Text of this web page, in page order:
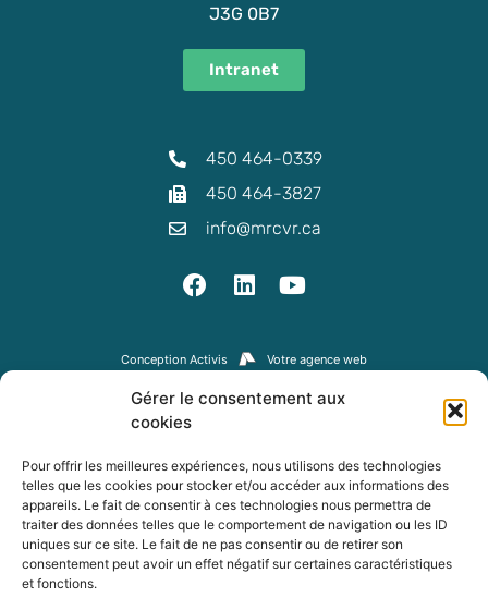
Gérer le consentement aux
cookies
Pour offrir les meilleures expériences, nous utilisons des technologies
telles que les cookies pour stocker et/ou accéder aux informations des
appareils. Le fait de consentir à ces technologies nous permettra de
traiter des données telles que le comportement de navigation ou les ID
uniques sur ce site. Le fait de ne pas consentir ou de retirer son
consentement peut avoir un effet négatif sur certaines caractéristiques
et fonctions.
J3G 0B7
Intranet
450 464-0339
450 464-3827
info@mrcvr.ca
© 2026 MRC de La Vallée-du-Richelieu. Tous droits réservés.
Conception Activis Votre agence web